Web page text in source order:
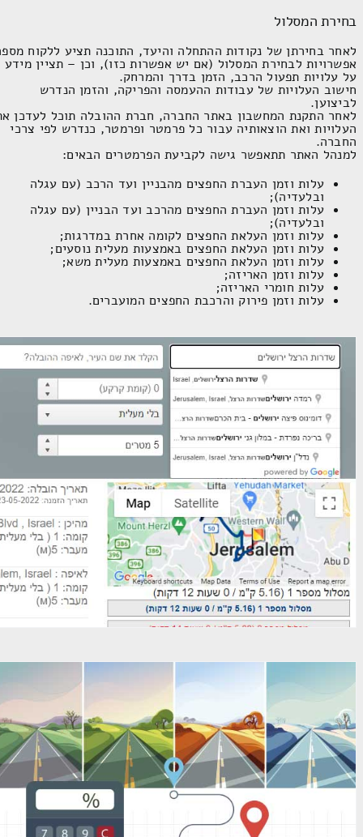
בחירת המסלול
לאחר בחירתן של נקודות ההתחלה והיעד, התוכנה תציע ללקוח
אפשרויות לבחירת המסלול (אם יש אפשרות כזו), וכן – תציין מידע
על עלויות תפעול הרכב, הזמן בדרך והמרחק.
חישוב העלויות של עבודות ההעמסה והפריקה, והזמן הנדרש
לביצוען.
לאחר התקנת המחשבון באתר החברה, חברת ההובלה תוכל לעדכן
העלויות ואת הוצאותיה עבור כל פרמטר ופרמטר, כנדרש לפי צרכי
החברה.
למנהל האתר תתאפשר גישה לקביעת הפרמטרים הבאים:
עלות וזמן העברת החפצים מהבניין ועד הרכב (עם עגלה
ובלעדיה);
עלות וזמן העברת החפצים מהרכב ועד הבניין (עם עגלה
ובלעדיה);
עלות וזמן העלאת החפצים לקומה אחרת במדרגות;
עלות וזמן העלאת החפצים באמצעות מעלית נוסעים;
עלות וזמן העלאת החפצים באמצעות מעלית משא;
עלות וזמן האריזה;
עלות חומרי האריזה;
עלות וזמן פירוק והרכבת החפצים המועברים.